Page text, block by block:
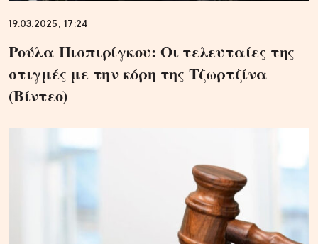
19.03.2025, 17:24
Ρούλα Πισπιρίγκου: Οι τελευταίες της
στιγμές με την κόρη της Τζωρτζίνα
(Βίντεο)